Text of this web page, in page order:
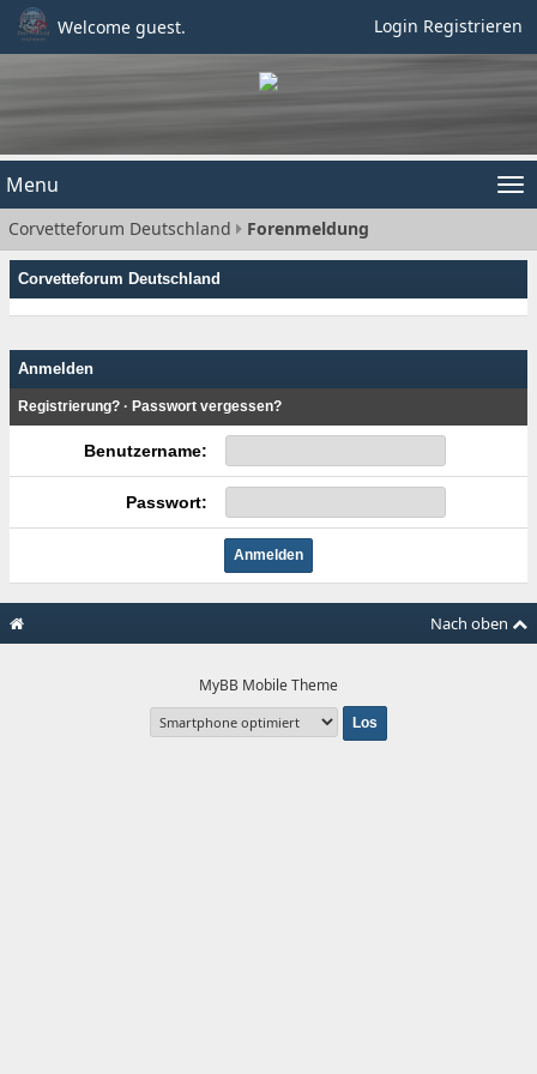
Welcome guest. Login Registrieren
Menu
Corvetteforum Deutschland Forenmeldung
Corvetteforum Deutschland
Anmelden
Registrierung? · Passwort vergessen?
Benutzername:
Passwort:
Nach oben
MyBB Mobile Theme